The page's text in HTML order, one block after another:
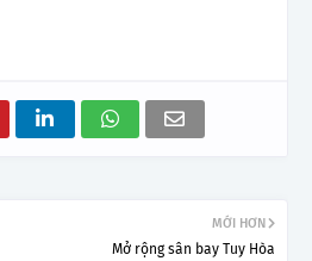
MỚI HƠN
Mở rộng sân bay Tuy Hòa